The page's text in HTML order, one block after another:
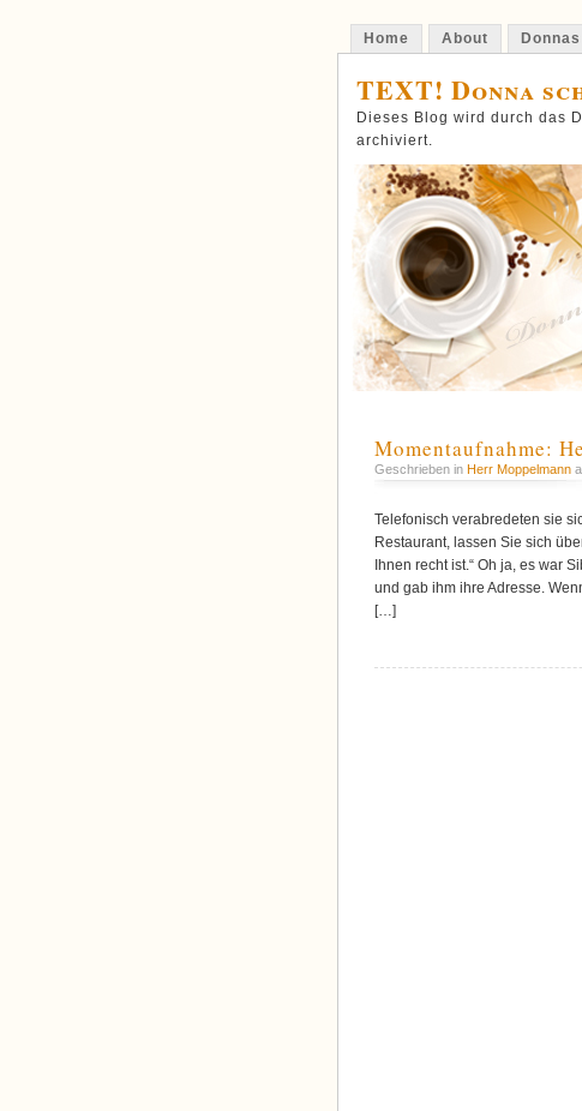
Home About
TEXT! Donna
Dieses Blog wird durch das
archiviert.
Momentaufnahme:
Geschrieben in Herr Moppelmann
Telefonisch verabredeten sie
Restaurant, lassen Sie sich
Ihnen recht ist.“ Oh ja, es war
und gab ihm ihre Adresse.
[…]